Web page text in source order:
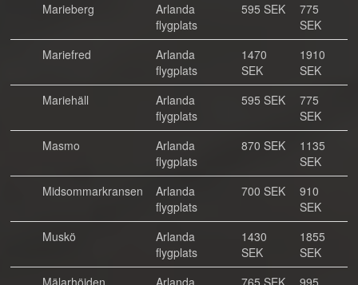
Marieberg
Arlanda
flygplats
595 SEK
775
SEK
Mariefred
Arlanda
flygplats
1470
SEK
1910
SEK
Mariehäll
Arlanda
flygplats
595 SEK
775
SEK
Masmo
Arlanda
flygplats
870 SEK
1135
SEK
Midsommarkransen
Arlanda
flygplats
700 SEK
910
SEK
Muskö
Arlanda
flygplats
1430
SEK
1855
SEK
Mälarhöjden
Arlanda
765 SEK
995